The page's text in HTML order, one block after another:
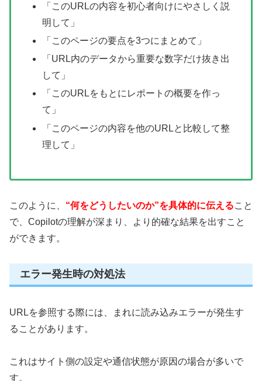
「このURLの内容を初心者向けにやさしく説
明して」
「このページの要点を3つにまとめて」
「URL内のデータから重要な数字だけ抜き出
して」
「このURLをもとにレポートの概要を作っ
て」
「このページの内容を他のURLと比較して整
理して」
このように、 “何をどうしたいのか”を具体的に伝えること
で、Copilotの理解が深まり、より的確な結果を出すこと
ができます。
エラー発生時の対処法
URLを参照する際には、まれに読み込みエラーが発生す
ることがあります。
これはサイト側の設定や通信状態が原因の場合が多いで
す。